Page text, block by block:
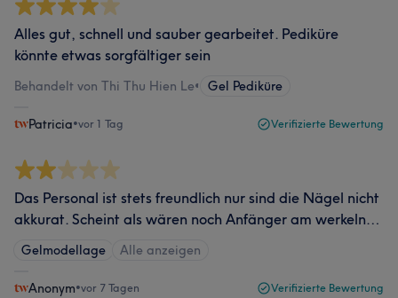
Alles gut, schnell und sauber gearbeitet. Pediküre
könnte etwas sorgfältiger sein
Behandelt von Thi Thu Hien Le• Gel Pediküre
Patricia•vor 1 Tag Verifizierte Bewertung
Das Personal ist stets freundlich nur sind die Nägel nicht
akkurat. Scheint als wären noch Anfänger am werkeln…
Gelmodellage Alle anzeigen
Anonym•vor 7 Tagen Verifizierte Bewertung